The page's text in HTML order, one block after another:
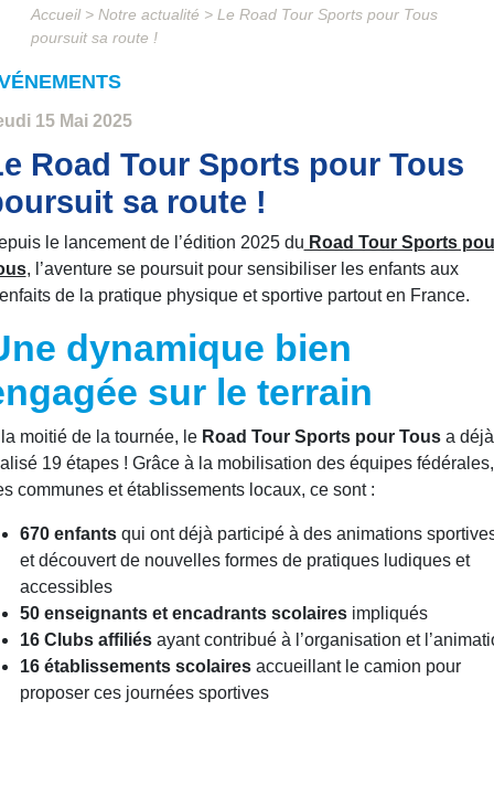
Accueil> Notre actualité > Le Road Tour Sports pour Tous
poursuit sa route !
15 Mai 2025
Road Tour Sports pour Tous
sa route !
le lancement de l’édition 2025 du Road Tour Sports
, l’aventure se poursuit pour sensibiliser les enfants aux
de la pratique physique et sportive partout en France.
dynamique bien
sur le terrain
moitié de la tournée, le Road Tour Sports pour Tousa déjà
19 étapes ! Grâce à la mobilisation des équipes fédérales,
communes et établissements locaux, ce sont :
670 enfantsqui ont déjà participé à des animations
et découvert de nouvelles formes de pratiques ludiques et
accessibles
50 enseignants et encadrants scolairesimpliqués
16 Clubs affiliésayant contribué à l’organisation et
16 établissements scolairesaccueillant le camion pour
proposer ces journées sportives